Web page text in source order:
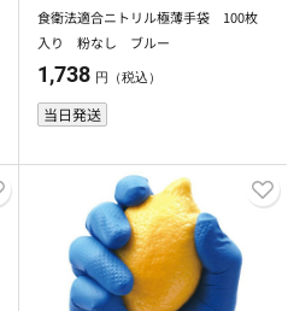
食衛法適合ニトリル極薄手袋 100枚
入り 粉なし ブルー
1,738 円（税込）
当日発送